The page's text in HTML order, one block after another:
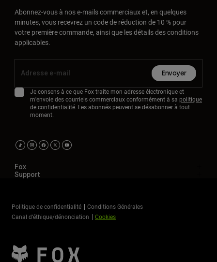
Abonnez-vous à nos e-mails commerciaux et, en quelques
minutes, vous recevrez un code de réduction de 10 % pour
votre première commande, ainsi que les détails des conditions
applicables.
Envoyer
Je consens à ce que Fox traite mon adresse électronique et
m'envoie des courriels commerciaux conformément à sa politique
de confidentialité. Les abonnés peuvent se désabonner à tout
moment.
Fox
Support
Politique de confidentialité
Conditions Générales
Canal d’éthique/dénonciation
Cookies